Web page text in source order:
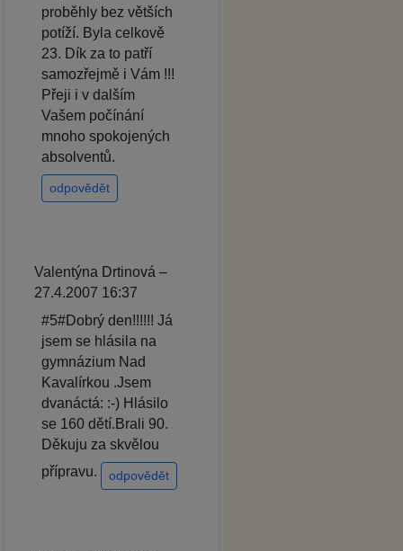
proběhly bez větších
potíží. Byla celkově
23. Dík za to patří
samozřejmě i Vám !!!
Přeji i v dalším
Vašem počínání
mnoho spokojených
absolventů.
odpovědět
Valentýna Drtinová –
27.4.2007 16:37
#5#Dobrý den!!!!!! Já
jsem se hlásila na
gymnázium Nad
Kavalírkou .Jsem
dvanáctá: :-) Hlásilo
se 160 dětí.Brali 90.
Děkuju za skvělou
přípravu.
odpovědět